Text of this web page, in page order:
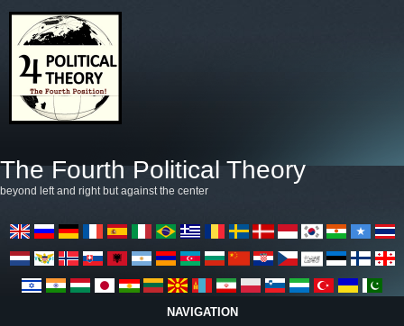
The Fourth Political Theory
beyond left and right but against the center
NAVIGATION